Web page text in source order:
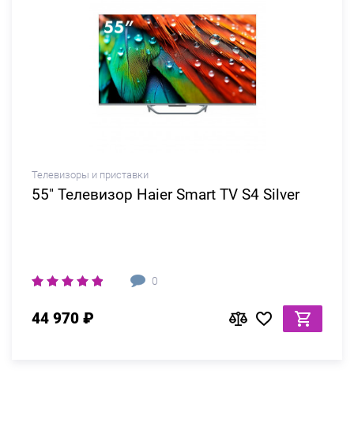
Телевизоры и приставки
55" Телевизор Haier Smart TV S4 Silver
0
44 970 ₽